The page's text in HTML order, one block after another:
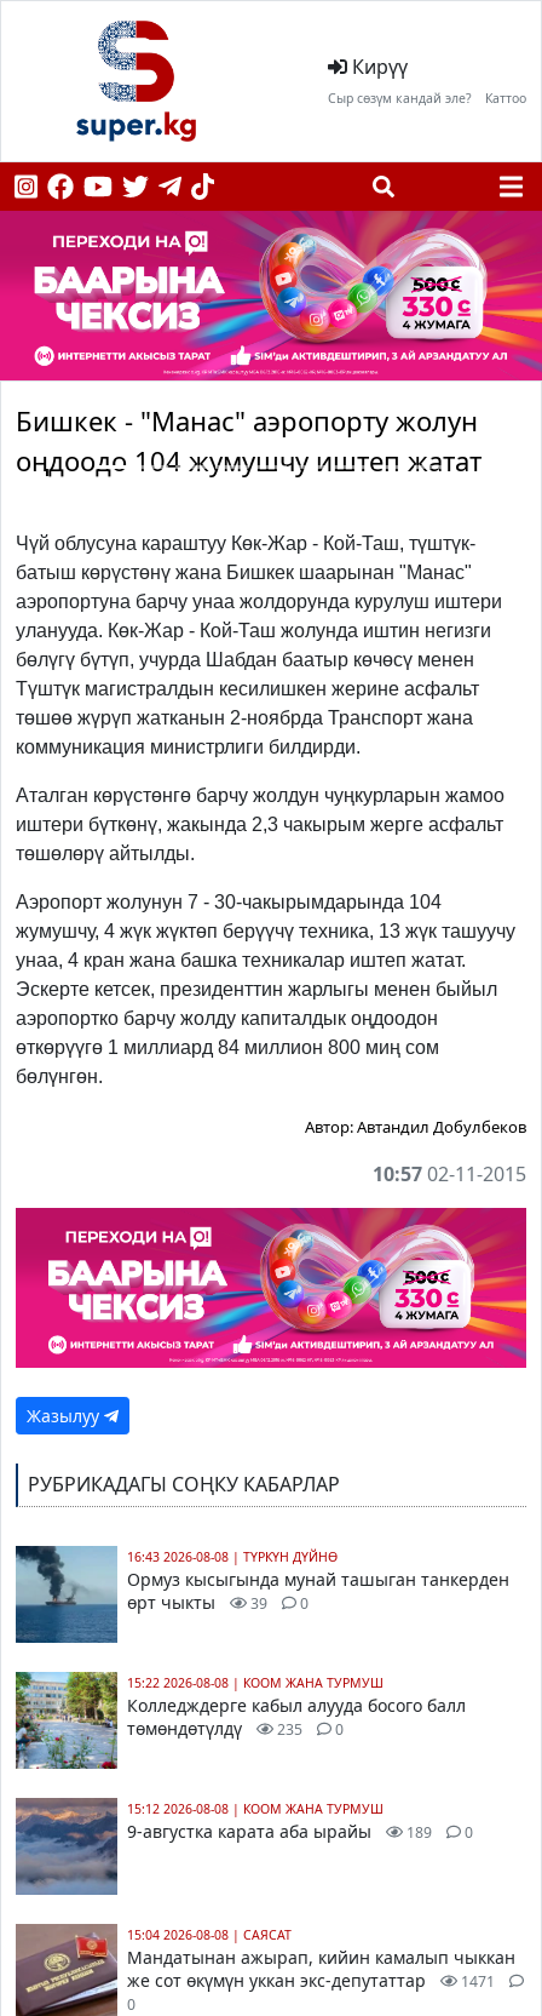
Кирүү
Сыр сөзүм кандай эле? Каттоо
Бишкек - "Манас" аэропорту жолун
оңдоодо 104 жумушчу иштеп жатат
Чүй облусуна караштуу Көк-Жар - Кой-Таш, түштүк-
батыш көрүстөнү жана Бишкек шаарынан "Манас"
аэропортуна барчу унаа жолдорунда курулуш иштери
уланууда. Көк-Жар - Кой-Таш жолунда иштин негизги
бөлүгү бүтүп, учурда Шабдан баатыр көчөсү менен
Түштүк магистралдын кесилишкен жерине асфальт
төшөө жүрүп жатканын 2-ноябрда Транспорт жана
коммуникация министрлиги билдирди.
Аталган көрүстөнгө барчу жолдун чуңкурларын жамоо
иштери бүткөнү, жакында 2,3 чакырым жерге асфальт
төшөлөрү айтылды.
Аэропорт жолунун 7 - 30-чакырымдарында 104
жумушчу, 4 жүк жүктөп берүүчү техника, 13 жүк ташуучу
унаа, 4 кран жана башка техникалар иштеп жатат.
Эскерте кетсек, президенттин жарлыгы менен быйыл
аэропортко барчу жолду капиталдык оңдоодон
өткөрүүгө 1 миллиард 84 миллион 800 миң сом
бөлүнгөн.
Автор:Автандил Добулбеков
10:5702-11-2015
Жазылуу
РУБРИКАДАГЫ СОҢКУ КАБАРЛАР
16:43 2026-08-08 | ТҮРКҮН ДҮЙНӨ
Ормуз кысыгында мунай ташыган танкерден
өрт чыкты
39 0
15:22 2026-08-08 | КООМ ЖАНА ТУРМУШ
Колледждерге кабыл алууда босого балл
төмөндөтүлдү
235 0
15:12 2026-08-08 | КООМ ЖАНА ТУРМУШ
9-августка карата аба ырайы 189 0
15:04 2026-08-08 | САЯСАТ
Мандатынан ажырап, кийин камалып чыккан
же сот өкүмүн уккан экс-депутаттар
1471
0